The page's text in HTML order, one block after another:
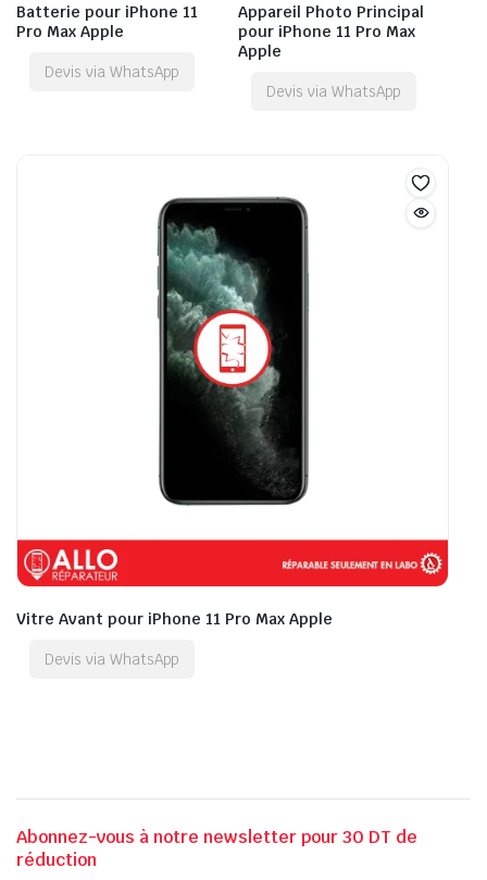
Batterie pour iPhone 11
Pro Max Apple
Devis via WhatsApp
Appareil Photo Principal
pour iPhone 11 Pro Max
Apple
Devis via WhatsApp
Vitre Avant pour iPhone 11 Pro Max Apple
Devis via WhatsApp
Abonnez-vous à notre newsletter pour 30 DT de
réduction